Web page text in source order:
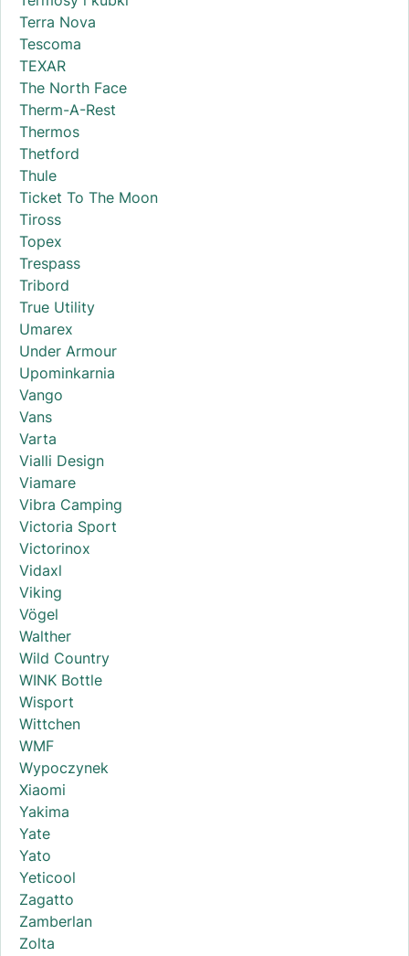
Terra Nova
Tescoma
TEXAR
The North Face
Therm-A-Rest
Thermos
Thetford
Thule
Ticket To The Moon
Tiross
Topex
Trespass
Tribord
True Utility
Umarex
Under Armour
Upominkarnia
Vango
Vans
Varta
Vialli Design
Viamare
Vibra Camping
Victoria Sport
Victorinox
Vidaxl
Viking
Vögel
Walther
Wild Country
WINK Bottle
Wisport
Wittchen
WMF
Wypoczynek
Xiaomi
Yakima
Yate
Yato
Yeticool
Zagatto
Zamberlan
Zolta